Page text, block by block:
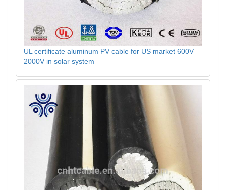
UL certificate aluminum PV cable for US market 600V
2000V in solar system